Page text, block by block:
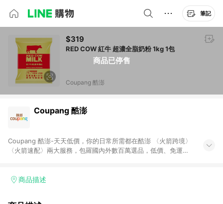
筆記
商品已停售
$319
RED COW 紅牛 超濃全脂奶粉 1kg 1包
Coupang 酷澎
Coupang 酷澎
Coupang 酷澎-天天低價，你的日常所需都在酷澎 〈火箭跨境〉
〈火箭速配〉兩大服務，包羅國內外數百萬選品，低價、免運，
加入WOW會員告別湊免運，火箭速配、火箭跨境優質選品不限金
商品描述